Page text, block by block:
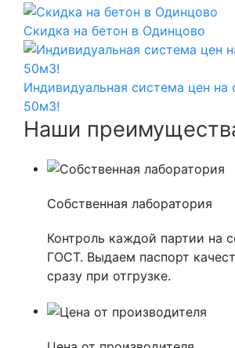
Скидка на бетон в Одинцово
Индивидуальная система цен на
50м3!
Наши
Собственная лаборатория
Контроль каждой партии на
ГОСТ. Выдаем паспорт
сразу при отгрузке.